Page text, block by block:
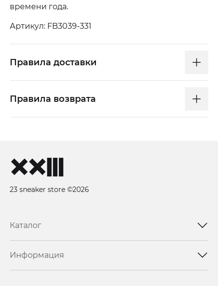
времени года.
Артикул: FB3039-331
Правила доставки
Правила возврата
23 sneaker store ©2026
Каталог
Информация